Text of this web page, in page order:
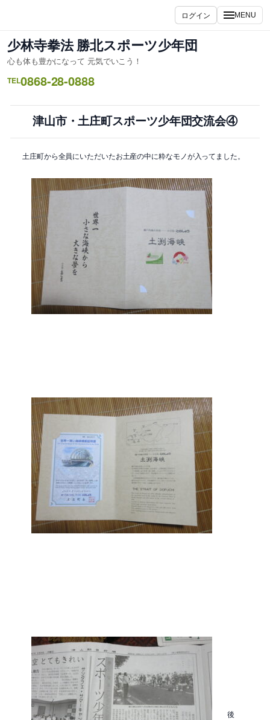
ス
キ
ッ
ログイン MENU
少林寺拳法 勝北スポーツ少年団
心も体も豊かになって 元気でいこう！
TEL0868-28-0888
津山市・土庄町スポーツ少年団交流会④
土庄町から全員にいただいたお土産の中に粋なモノが入ってました。
後